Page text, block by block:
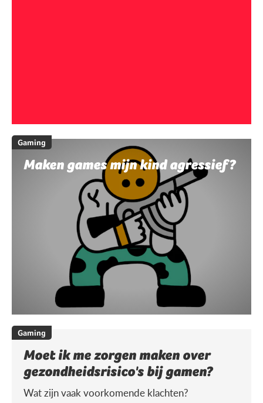
Gaming
Maken games mijn kind agressief?
Gaming
Moet ik me zorgen maken over
gezondheidsrisico's bij gamen?
Wat zijn vaak voorkomende klachten?